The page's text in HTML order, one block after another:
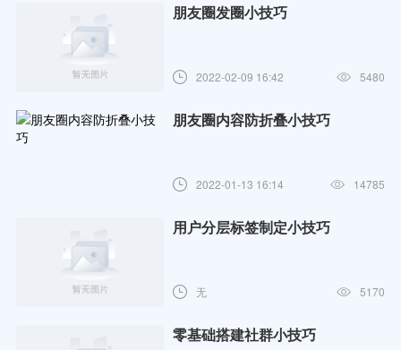
朋友圈发圈小技巧
2022-02-09 16:42 5480
朋友圈内容防折叠小技巧
2022-01-13 16:14 14785
用户分层标签制定小技巧
无 5170
零基础搭建社群小技巧